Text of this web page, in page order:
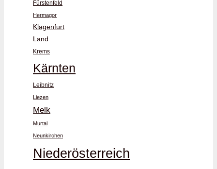
Fürstenfeld
Hermagor
Klagenfurt
Land
Krems
Kärnten
Leibnitz
Liezen
Melk
Murtal
Neunkirchen
Niederösterreich